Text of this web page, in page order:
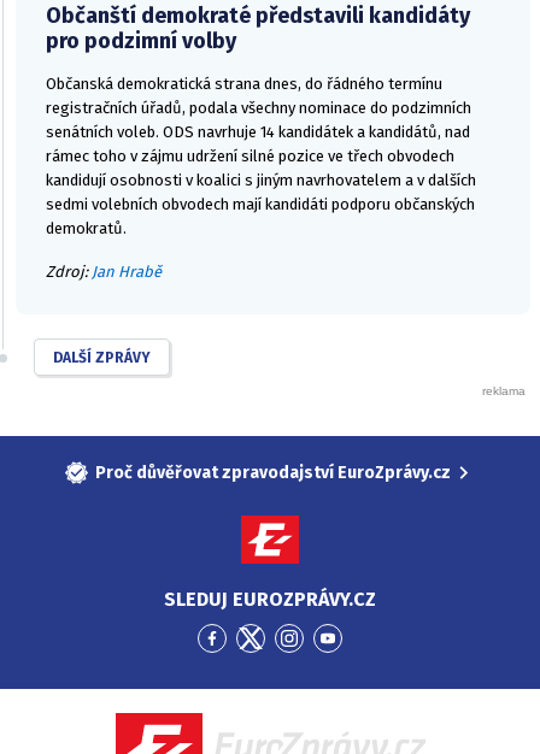
Občanští demokraté představili kandidáty
pro podzimní volby
Občanská demokratická strana dnes, do řádného termínu
registračních úřadů, podala všechny nominace do podzimních
senátních voleb. ODS navrhuje 14 kandidátek a kandidátů, nad
rámec toho v zájmu udržení silné pozice ve třech obvodech
kandidují osobnosti v koalici s jiným navrhovatelem a v dalších
sedmi volebních obvodech mají kandidáti podporu občanských
demokratů.
Zdroj: Jan Hrabě
DALŠÍ ZPRÁVY
Proč důvěřovat zpravodajství EuroZprávy.cz
SLEDUJ EUROZPRÁVY.CZ
Přejít
Facebook
Přejít
Twitter
Přejít
Instagram
Přejít
YouTube
EuroZprávy.cz